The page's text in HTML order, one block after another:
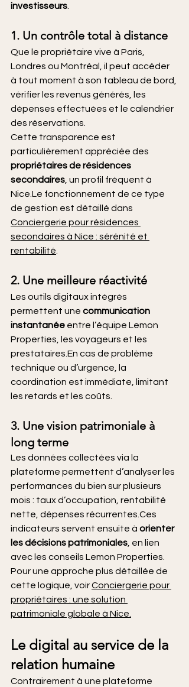
investisseurs
1. Un contrôle total à distance
Que le propriétaire vive à Paris,
Londres ou Montréal, il peut accéder
à tout moment à son tableau de bord,
vérifier les revenus générés, les
dépenses effectuées et le calendrier
des réservations.
Cette transparence est
particulièrement appréciée des
propriétaires de résidences
secondaires , un profil fréquent à
Nice.Le fonctionnement de ce type
de gestion est détaillé dans
Conciergerie pour résidences
secondaires à Nice : sérénité et
rentabilité
2. Une meilleure réactivité
Les outils digitaux intégrés
permettent une communication
instantanée entre l’équipe Lemon
Properties, les voyageurs et les
prestataires.En cas de problème
technique ou d’urgence, la
coordination est immédiate, limitant
les retards et les coûts.
3. Une vision patrimoniale à
long terme
Les données collectées via la
plateforme permettent d’analyser les
performances du bien sur plusieurs
mois : taux d’occupation, rentabilité
nette, dépenses récurrentes.Ces
indicateurs servent ensuite à orienter
les décisions patrimoniales , en lien
avec les conseils Lemon Properties.
Pour une approche plus détaillée de
cette logique, voir Conciergerie pour
propriétaires : une solution
patrimoniale globale à Nice
Le digital au service de la
relation humaine
Contrairement à une plateforme